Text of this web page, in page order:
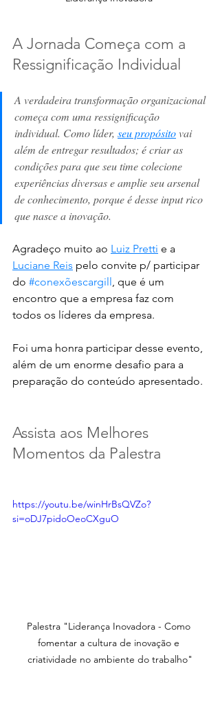
A Jornada Começa com a
Ressignificação Individual
A verdadeira transformação organizacional
começa com uma ressignificação
individual. Como líder, seu propósito vai
além de entregar resultados; é criar as
condições para que seu time colecione
experiências diversas e amplie seu arsenal
de conhecimento, porque é desse input rico
que nasce a inovação.
Agradeço muito ao Luiz Pretti e a
Luciane Reis pelo convite p/ participar
do #conexõescargill , que é um
encontro que a empresa faz com
todos os líderes da empresa.
Foi uma honra participar desse evento,
além de um enorme desafio para a
preparação do conteúdo apresentado.
Assista aos Melhores
Momentos da Palestra
https://youtu.be/winHrBsQVZo?
si=oDJ7pidoOeoCXguO
Palestra "Liderança Inovadora - Como
fomentar a cultura de inovação e
criatividade no ambiente do trabalho"